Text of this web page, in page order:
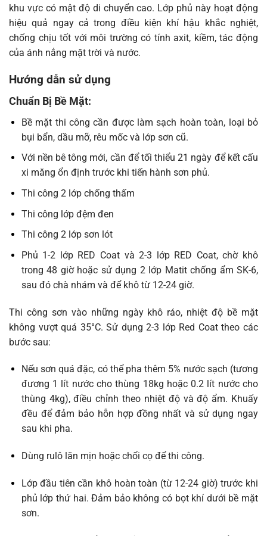
khu vực có mật độ di chuyển cao. Lớp phủ này hoạt động
hiệu quả ngay cả trong điều kiện khí hậu khắc nghiệt,
chống chịu tốt với môi trường có tính axit, kiềm, tác động
của ánh nắng mặt trời và nước.
Hướng dẫn sử dụng
Chuẩn Bị Bề Mặt:
Bề mặt thi công cần được làm sạch hoàn toàn, loại bỏ
bụi bẩn, dầu mỡ, rêu mốc và lớp sơn cũ.
Với nền bê tông mới, cần để tối thiểu 21 ngày để kết cấu
xi măng ổn định trước khi tiến hành sơn phủ.
Thi công 2 lớp chống thấm
Thi công lớp đệm đen
Thi công 2 lớp sơn lót
Phủ 1-2 lớp RED Coat và 2-3 lớp RED Coat, chờ khô
trong 48 giờ hoặc sử dụng 2 lớp Matit chống ẩm SK-6,
sau đó chà nhám và để khô từ 12-24 giờ.
Thi công sơn vào những ngày khô ráo, nhiệt độ bề mặt
không vượt quá 35°C. Sử dụng 2-3 lớp Red Coat theo các
bước sau:
Nếu sơn quá đặc, có thể pha thêm 5% nước sạch (tương
đương 1 lít nước cho thùng 18kg hoặc 0.2 lít nước cho
thùng 4kg), điều chỉnh theo nhiệt độ và độ ẩm. Khuấy
đều để đảm bảo hỗn hợp đồng nhất và sử dụng ngay
sau khi pha.
Dùng rulô lăn mịn hoặc chổi cọ để thi công.
Lớp đầu tiên cần khô hoàn toàn (từ 12-24 giờ) trước khi
phủ lớp thứ hai. Đảm bảo không có bọt khí dưới bề mặt
sơn.